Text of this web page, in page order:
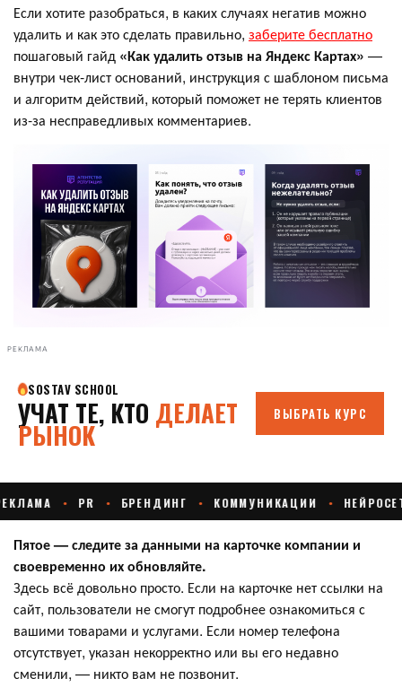
Если хотите разобраться, в каких случаях негатив можно
удалить и как это сделать правильно, заберите бесплатно
пошаговый гайд «Как удалить отзыв на Яндекс Картах» —
внутри чек-лист оснований, инструкция с шаблоном письма
и алгоритм действий, который поможет не терять клиентов
из-за несправедливых комментариев.
РЕКЛАМА
Пятое — следите за данными на карточке компании и
своевременно их обновляйте.
Здесь всё довольно просто. Если на карточке нет ссылки на
сайт, пользователи не смогут подробнее ознакомиться с
вашими товарами и услугами. Если номер телефона
отсутствует, указан некорректно или вы его недавно
сменили, — никто вам не позвонит.